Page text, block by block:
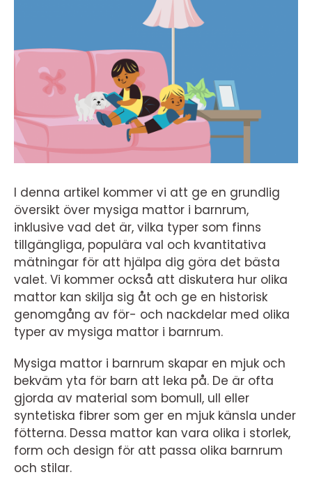
I denna artikel kommer vi att ge en grundlig
översikt över mysiga mattor i barnrum,
inklusive vad det är, vilka typer som finns
tillgängliga, populära val och kvantitativa
mätningar för att hjälpa dig göra det bästa
valet. Vi kommer också att diskutera hur olika
mattor kan skilja sig åt och ge en historisk
genomgång av för- och nackdelar med olika
typer av mysiga mattor i barnrum.
Mysiga mattor i barnrum skapar en mjuk och
bekväm yta för barn att leka på. De är ofta
gjorda av material som bomull, ull eller
syntetiska fibrer som ger en mjuk känsla under
fötterna. Dessa mattor kan vara olika i storlek,
form och design för att passa olika barnrum
och stilar.